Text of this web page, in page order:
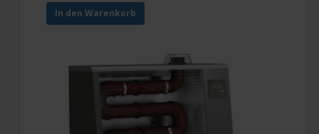
In den Warenkorb